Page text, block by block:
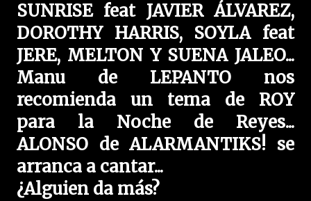
SUNRISE feat JAVIER ÁLVAREZ,
DOROTHY HARRIS, SOYLA feat
JERE, MELTON Y SUENA JALEO...
Manu de LEPANTO nos
recomienda un tema de ROY
para la Noche de Reyes...
ALONSO de ALARMANTIKS! se
arranca a cantar...
¿Alguien da más?